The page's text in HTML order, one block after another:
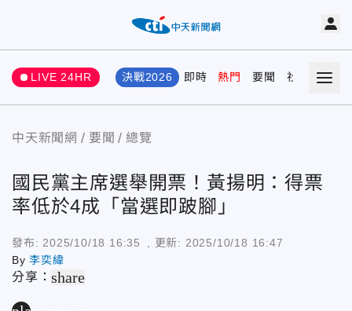
LIVE 24HR 決戰2026 即時 熱門 要聞 社會 娛樂
中天新聞網 要聞 總覽
國民黨主席選舉開票！黃揚明：得票
率低於4成「當選即跛腳」
發布: 2025/10/18 16:35 , 更新: 2025/10/18 16:47
By李奕緯
分享：share